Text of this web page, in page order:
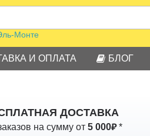
Монте
И ОПЛАТА БЛОГ
ДОСТАВКА
на сумму от5 000₽*